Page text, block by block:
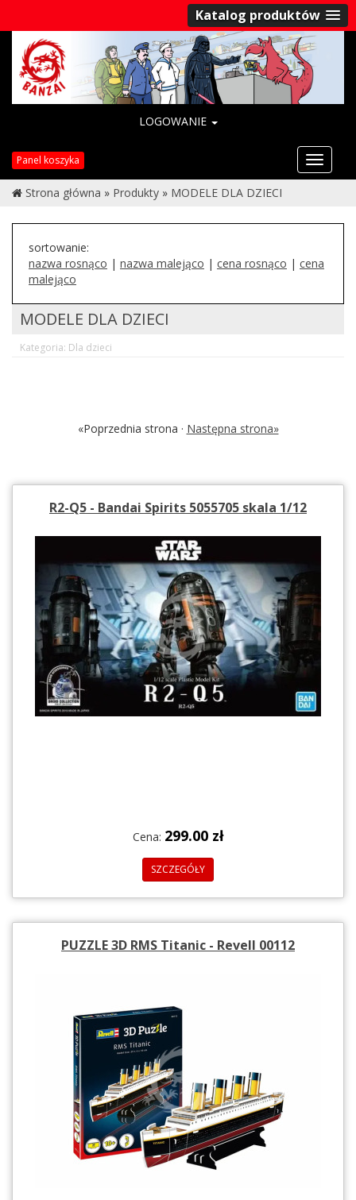
Katalog produktów
LOGOWANIE
Panel koszyka
Strona główna » Produkty » MODELE DLA DZIECI
sortowanie:
nazwa rosnąco | nazwa malejąco | cena rosnąco | cena
malejąco
MODELE DLA DZIECI
Kategoria: Dla dzieci
«Poprzednia strona · Następna strona»
R2-Q5 - Bandai Spirits 5055705 skala 1/12
Cena: 299.00 zł
SZCZEGÓŁY
PUZZLE 3D RMS Titanic - Revell 00112